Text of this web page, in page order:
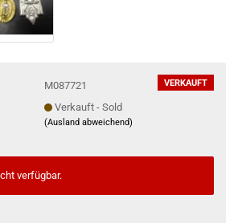
VERKAUFT
M087721
Verkauft - Sold
(Ausland abweichend)
verfügbar.